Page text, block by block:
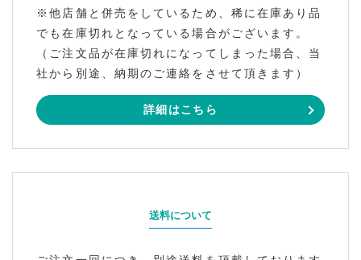
※他店舗と併売をしているため、稀に在庫あり品
でも在庫切れとなっている場合がございます。
（ご注文品が在庫切れになってしまった場合、当
社から別途、納期のご連絡をさせて頂きます）
詳細はこちら
送料について